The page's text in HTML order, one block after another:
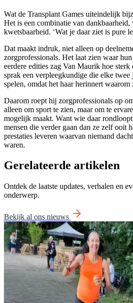
Wat de Transplant Games uiteindelijk
Het is een combinatie van dankbaarheid,
kwetsbaarheid. ‘Wat je daar ziet is pure
Dat maakt indruk, niet alleen op
zorgprofessionals. Het laat zien waar
eerdere edities zag Van Maurik hoe
sprak een verpleegkundige die elke twee
spelen, omdat het haar herinnert
Daarom roept hij zorgprofessionals op
alleen om sport te zien, maar om te
mogelijk maakt. Want wie daar
mensen die verder gaan dan ze zelf ooit
prestaties leveren waarvan niemand
waren.
Gerelateerde artikelen
Ontdek de laatste updates, verhalen en
onderwerp.
Bekijk al ons nieuws